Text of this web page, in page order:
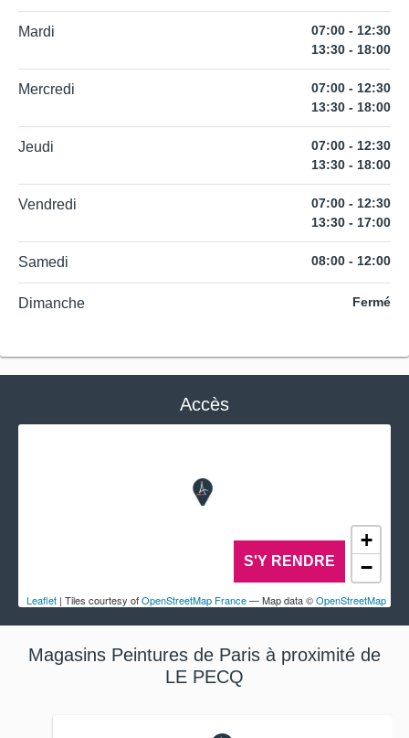
Mardi
07:00 - 12:30
13:30 - 18:00
Mercredi
07:00 - 12:30
13:30 - 18:00
Jeudi
07:00 - 12:30
13:30 - 18:00
Vendredi
07:00 - 12:30
13:30 - 17:00
Samedi 08:00 - 12:00
Dimanche Fermé
Accès
+
−
Leaflet | Tiles courtesy ofOpenStreetMap France— Map data ©OpenStreetMap
S'Y RENDRE
Magasins Peintures de Paris à proximité de
LE PECQ